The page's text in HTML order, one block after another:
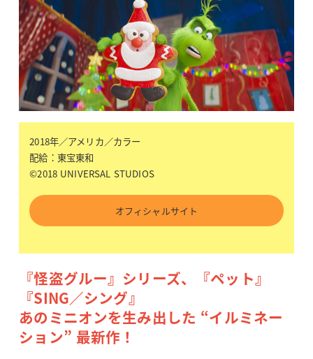
2018年／アメリカ／カラー
配給：東宝東和
©2018 UNIVERSAL STUDIOS
オフィシャルサイト
『怪盗グルー』シリーズ、『ペット』
『SING／シング』
あのミニオンを生み出した “イルミネー
ション” 最新作！